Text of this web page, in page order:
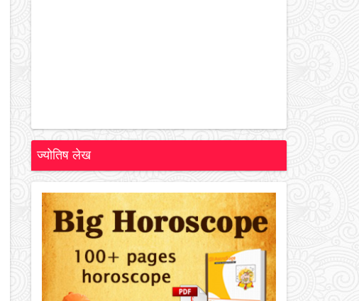
ज्योतिष लेख